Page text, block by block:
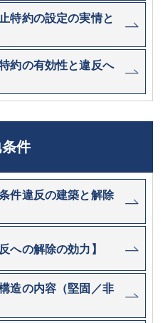
特約の設定の実情と
約の有効性と違反へ
件
件違反の建築と解除
への解除の効力】
造の内容（堅固／非